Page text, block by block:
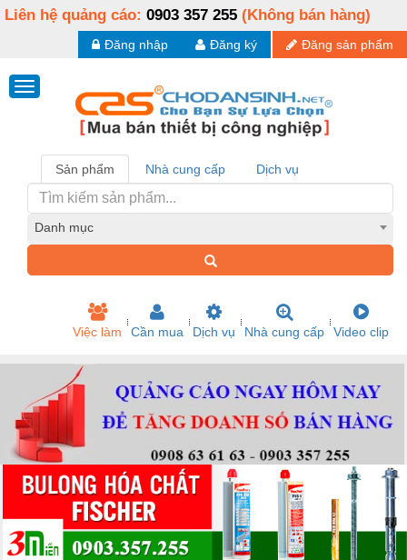
Liên hệ quảng cáo: 0903 357 255 (Không bán hàng)
Đăng sản phẩm
Đăng ký
Đăng nhập
Sản phẩm Nhà cung cấp Dịch vụ
Danh mục
Việc làm Cần mua Dịch vụ Nhà cung cấp Video clip